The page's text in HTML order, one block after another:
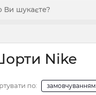
Nike
по: замовчуванням